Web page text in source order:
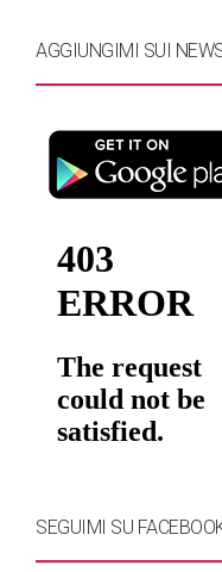
AGGIUNGIMI SUI
SEGUIMI SU